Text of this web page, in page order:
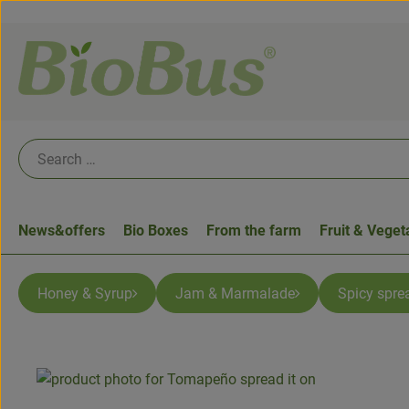
News&offers Bio Boxes From the farm Fruit &
Honey & Syrup Jam & Marmalade Spicy